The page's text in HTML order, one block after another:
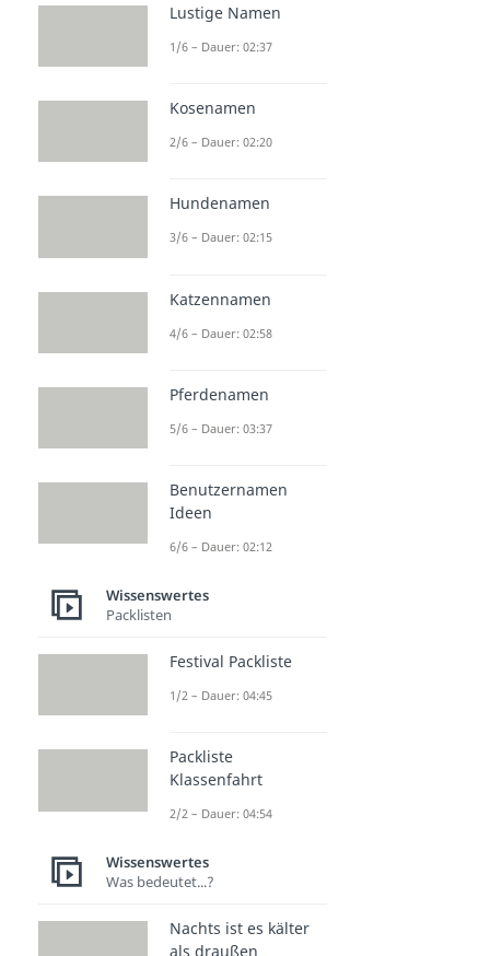
Lustige Namen
1/6 – Dauer: 02:37
Kosenamen
2/6 – Dauer: 02:20
Hundenamen
3/6 – Dauer: 02:15
Katzennamen
4/6 – Dauer: 02:58
Pferdenamen
5/6 – Dauer: 03:37
Benutzernamen
Ideen
6/6 – Dauer: 02:12
Wissenswertes
Packlisten
Festival Packliste
1/2 – Dauer: 04:45
Packliste
Klassenfahrt
2/2 – Dauer: 04:54
Wissenswertes
Was bedeutet...?
Nachts ist es kälter
als draußen